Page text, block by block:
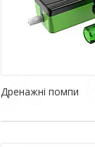
Дренажні помпи